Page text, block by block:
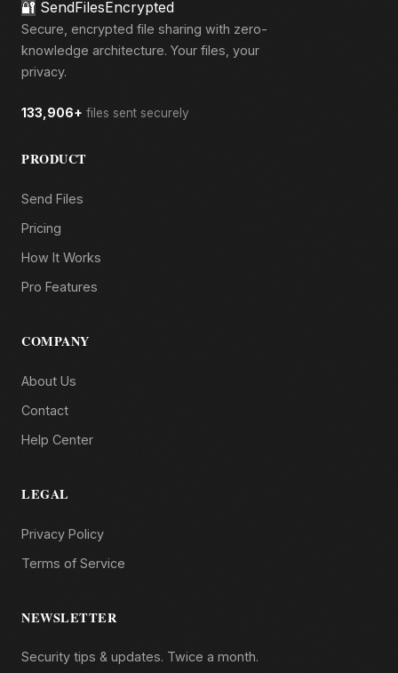
🔐 SendFilesEncrypted
Secure, encrypted file sharing with zero-
knowledge architecture. Your files, your
privacy.
133,906+ files sent securely
PRODUCT
Send Files
Pricing
How It Works
Pro Features
COMPANY
About Us
Contact
Help Center
LEGAL
Privacy Policy
Terms of Service
NEWSLETTER
Security tips & updates. Twice a month.